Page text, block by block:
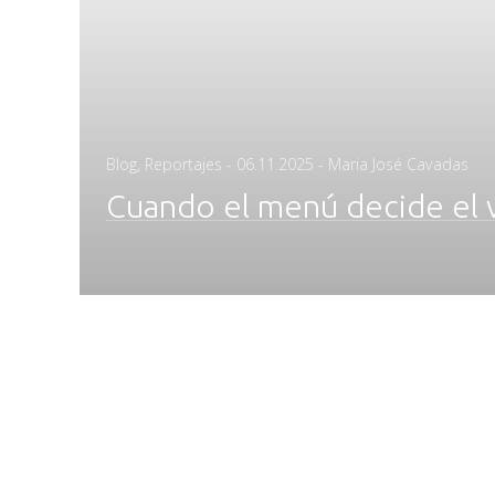
Blog, Reportajes - Posted
06.11.2025 - Maria José Cavadas
Cuando el menú decide el